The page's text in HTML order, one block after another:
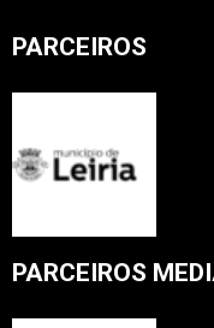
PARCEIROS
PARCEIROS